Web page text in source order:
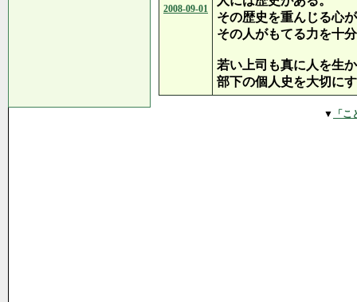
2008-09-01
その歴史を重んじる心
その人がもてる力を十
若い上司も真に人を生
部下の個人史を大切に
▼ 「